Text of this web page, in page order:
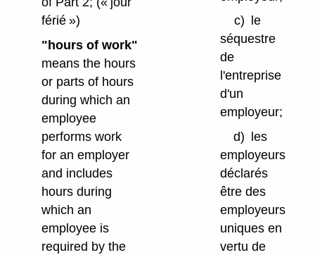
férié »)
"hours of work"
means the hours
or parts of hours
during which an
employee
performs work
for an employer
and includes
hours during
which an
employee is
required by the
c)
le
séquestre
de
l'entreprise
d'un
employeur;
d)
les
employeurs
déclarés
être des
employeurs
uniques en
vertu de